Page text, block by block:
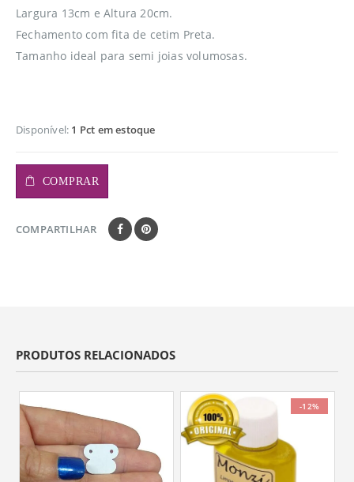
Largura 13cm e Altura 20cm.
Fechamento com fita de cetim Preta.
Tamanho ideal para semi joias volumosas.
Disponível: 1 Pct em estoque
COMPRAR
COMPARTILHAR
PRODUTOS RELACIONADOS
-12%